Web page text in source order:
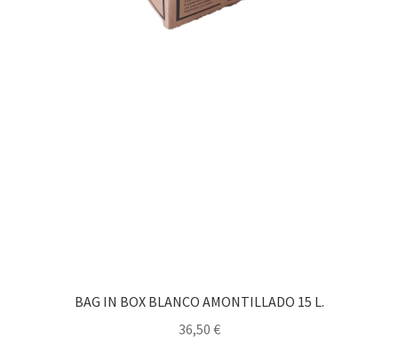
BAG IN BOX BLANCO AMONTILLADO 15 L.
36,50 €